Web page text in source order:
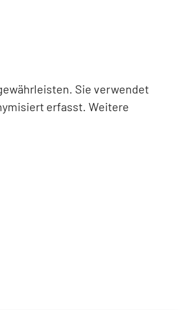
Sie verwendet
erfasst. Weitere